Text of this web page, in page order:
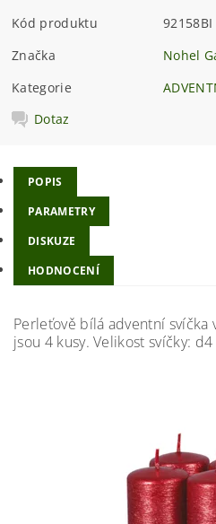
Kód produktu
92158BI
Značka
Nohel
Kategorie
Dotaz
POPIS
PARAMETRY
DISKUZE
HODNOCENÍ
Perleťově bílá adventní svíčka
jsou 4 kusy. Velikost svíčky: